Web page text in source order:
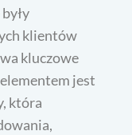
klientów
kluczowe
jest
która